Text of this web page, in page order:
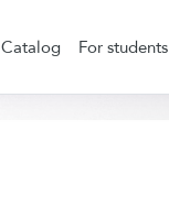
Catalog For students